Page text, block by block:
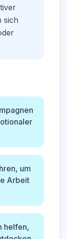
sich
um
Arbeit
helfen,